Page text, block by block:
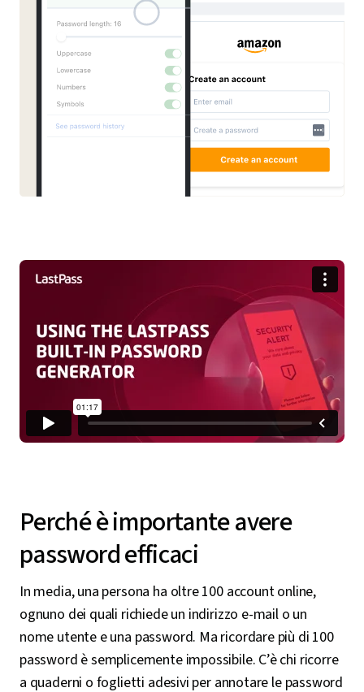
Perché è importante avere
password efficaci
In media, una persona ha oltre 100 account online,
ognuno dei quali richiede un indirizzo e-mail o un
nome utente e una password. Ma ricordare più di 100
password è semplicemente impossibile. C’è chi ricorre
a quaderni o foglietti adesivi per annotare le password